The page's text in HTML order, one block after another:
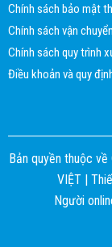
Chính sách bảo mật
Chính sách vận chuyển
Chính sách quy trình
Điều khoản và quy
Bản quyền thuộc về
VIỆT |
Người